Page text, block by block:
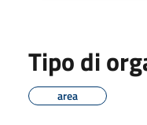
Tipo di
area